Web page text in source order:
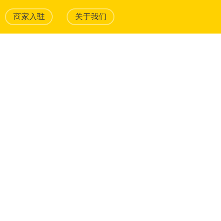
商家入驻 关于我们